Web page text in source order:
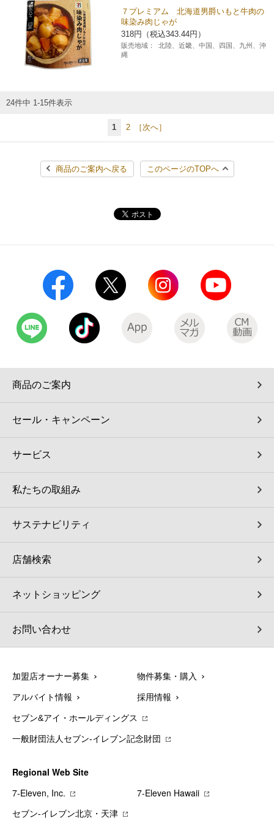
７プレミアム 北海道男爵いもと牛肉の
味染み肉じゃが
318円（税込343.44円）
販売地域：
北陸、近畿、中国、四国、九州、沖
縄
24件中 1-15件表示
1 2 ［次へ］
商品のご案内へ戻る このページのTOPへ
商品のご案内
セール・キャンペーン
サービス
私たちの取組み
サステナビリティ
店舗検索
ネットショッピング
お問い合わせ
加盟店オーナー募集 物件募集・購入
アルバイト情報 採用情報
セブン&アイ・ホールディングス
一般財団法人セブン-イレブン記念財団
Regional Web Site
7‐Eleven, Inc.
7‐Eleven Hawaii
セブン‐イレブン北京・天津